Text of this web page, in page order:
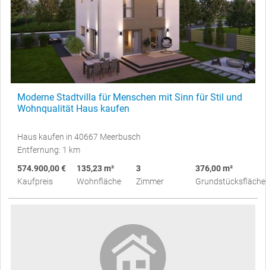
Moderne Stadtvilla für Menschen mit Sinn für Stil und
Wohnqualität Haus kaufen
Haus kaufen in 40667 Meerbusch
Entfernung: 1 km
574.900,00 €
Kaufpreis
135,23 m²
Wohnfläche
3
Zimmer
376,00 m²
Grundstücksfläche